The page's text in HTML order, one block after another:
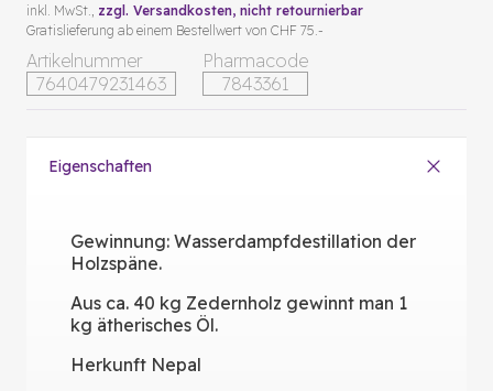
Artikelnummer
7640479231463
Pharmacode
7843361
inkl. MwSt., zzgl. Versandkosten, nicht retournierbar
Gratislieferung ab einem Bestellwert von CHF 75.-
Eigenschaften
Gewinnung: Wasserdampfdestillation der
Holzspäne.
Aus ca. 40 kg Zedernholz gewinnt man 1
kg ätherisches Öl.
Herkunft Nepal